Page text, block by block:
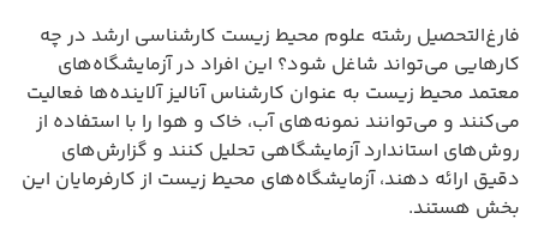
فارغ‌التحصیل رشته علوم محیط زیست کارشناسی ارشد در چه
کارهایی می‌تواند شاغل شود؟ این افراد در آزمایشگاه‌های
معتمد محیط زیست به عنوان کارشناس آنالیز آلاینده‌ها فعالیت
می‌کنند و می‌توانند نمونه‌های آب، خاک و هوا را با استفاده از
روش‌های استاندارد آزمایشگاهی تحلیل کنند و گزارش‌های
دقیق ارائه دهند، آزمایشگاه‌های محیط زیست از کارفرمایان این
بخش هستند.